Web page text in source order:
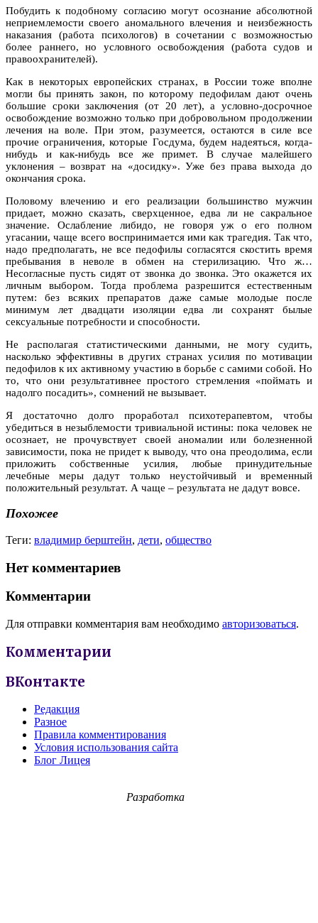
Побудить к подобному согласию могут осознание абсолютной
неприемлемости своего аномального влечения и неизбежность
наказания (работа психологов) в сочетании с возможностью
более раннего, но условного освобождения (работа судов и
правоохранителей).
Как в некоторых европейских странах, в России тоже вполне
могли бы принять закон, по которому педофилам дают очень
большие сроки заключения (от 20 лет), а условно-досрочное
освобождение возможно только при добровольном продолжении
лечения на воле. При этом, разумеется, остаются в силе все
прочие ограничения, которые Госдума, будем надеяться, когда-
нибудь и как-нибудь все же примет. В случае малейшего
уклонения – возврат на «досидку». Уже без права выхода до
окончания срока.
Половому влечению и его реализации большинство мужчин
придает, можно сказать, сверхценное, едва ли не сакральное
значение. Ослабление либидо, не говоря уж о его полном
угасании, чаще всего воспринимается ими как трагедия. Так что,
надо предполагать, не все педофилы согласятся скостить время
пребывания в неволе в обмен на стерилизацию. Что ж…
Несогласные пусть сидят от звонка до звонка. Это окажется их
личным выбором. Тогда проблема разрешится естественным
путем: без всяких препаратов даже самые молодые после
минимум лет двадцати изоляции едва ли сохранят былые
сексуальные потребности и способности.
Не располагая статистическими данными, не могу судить,
насколько эффективны в других странах усилия по мотивации
педофилов к их активному участию в борьбе с самими собой. Но
то, что они результативнее простого стремления «поймать и
надолго посадить», сомнений не вызывает.
Я достаточно долго проработал психотерапевтом, чтобы
убедиться в незыблемости тривиальной истины: пока человек не
осознает, не прочувствует своей аномалии или болезненной
зависимости, пока не придет к выводу, что она преодолима, если
приложить собственные усилия, любые принудительные
лечебные меры дадут только неустойчивый и временный
положительный результат. А чаще – результата не дадут вовсе.
Похожее
Теги: владимир берштейн, дети, общество
Нет комментариев
Комментарии
Для отправки комментария вам необходимо авторизоваться.
Комментарии
ВКонтакте
Редакция
Разное
Правила комментирования
Условия использования сайта
Блог Лицея
Разработка